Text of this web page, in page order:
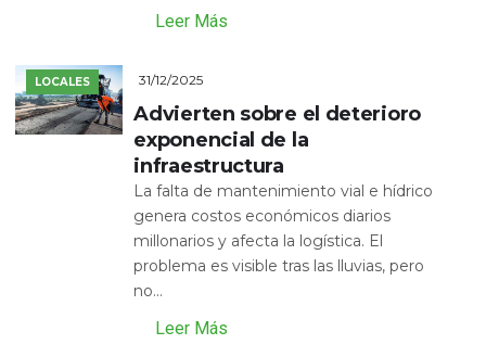
Leer Más
LOCALES 31/12/2025
Advierten sobre el deterioro
exponencial de la
infraestructura
La falta de mantenimiento vial e hídrico
genera costos económicos diarios
millonarios y afecta la logística. El
problema es visible tras las lluvias, pero
no...
Leer Más